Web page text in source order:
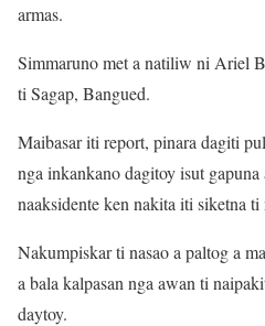
armas.
Simmaruno met a natiliw ni Ariel
ti Sagap, Bangued.
Maibasar iti report, pinara dagiti
nga inkankano dagitoy isut
naaksidente ken nakita iti siketna ti
Nakumpiskar ti nasao a paltog a
a bala kalpasan nga awan ti
daytoy.